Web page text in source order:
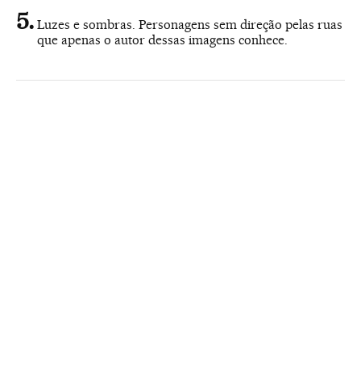
Luzes e sombras. Personagens sem direção pelas ruas
que apenas o autor dessas imagens conhece.